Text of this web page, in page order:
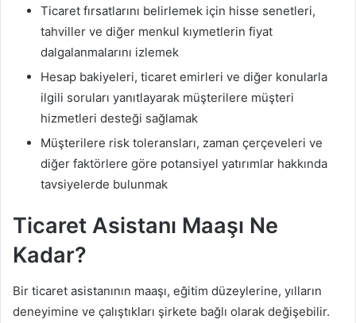
Ticaret fırsatlarını belirlemek için hisse senetleri,
tahviller ve diğer menkul kıymetlerin fiyat
dalgalanmalarını izlemek
Hesap bakiyeleri, ticaret emirleri ve diğer konularla
ilgili soruları yanıtlayarak müşterilere müşteri
hizmetleri desteği sağlamak
Müşterilere risk toleransları, zaman çerçeveleri ve
diğer faktörlere göre potansiyel yatırımlar hakkında
tavsiyelerde bulunmak
Ticaret Asistanı Maaşı Ne
Kadar?
Bir ticaret asistanının maaşı, eğitim düzeylerine, yılların
deneyimine ve çalıştıkları şirkete bağlı olarak değişebilir.